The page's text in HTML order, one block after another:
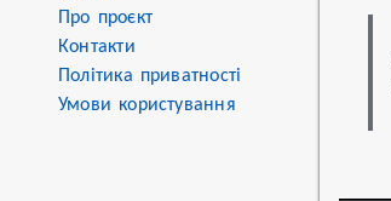
Про проєкт
Контакти
Політика приватності
Умови користування